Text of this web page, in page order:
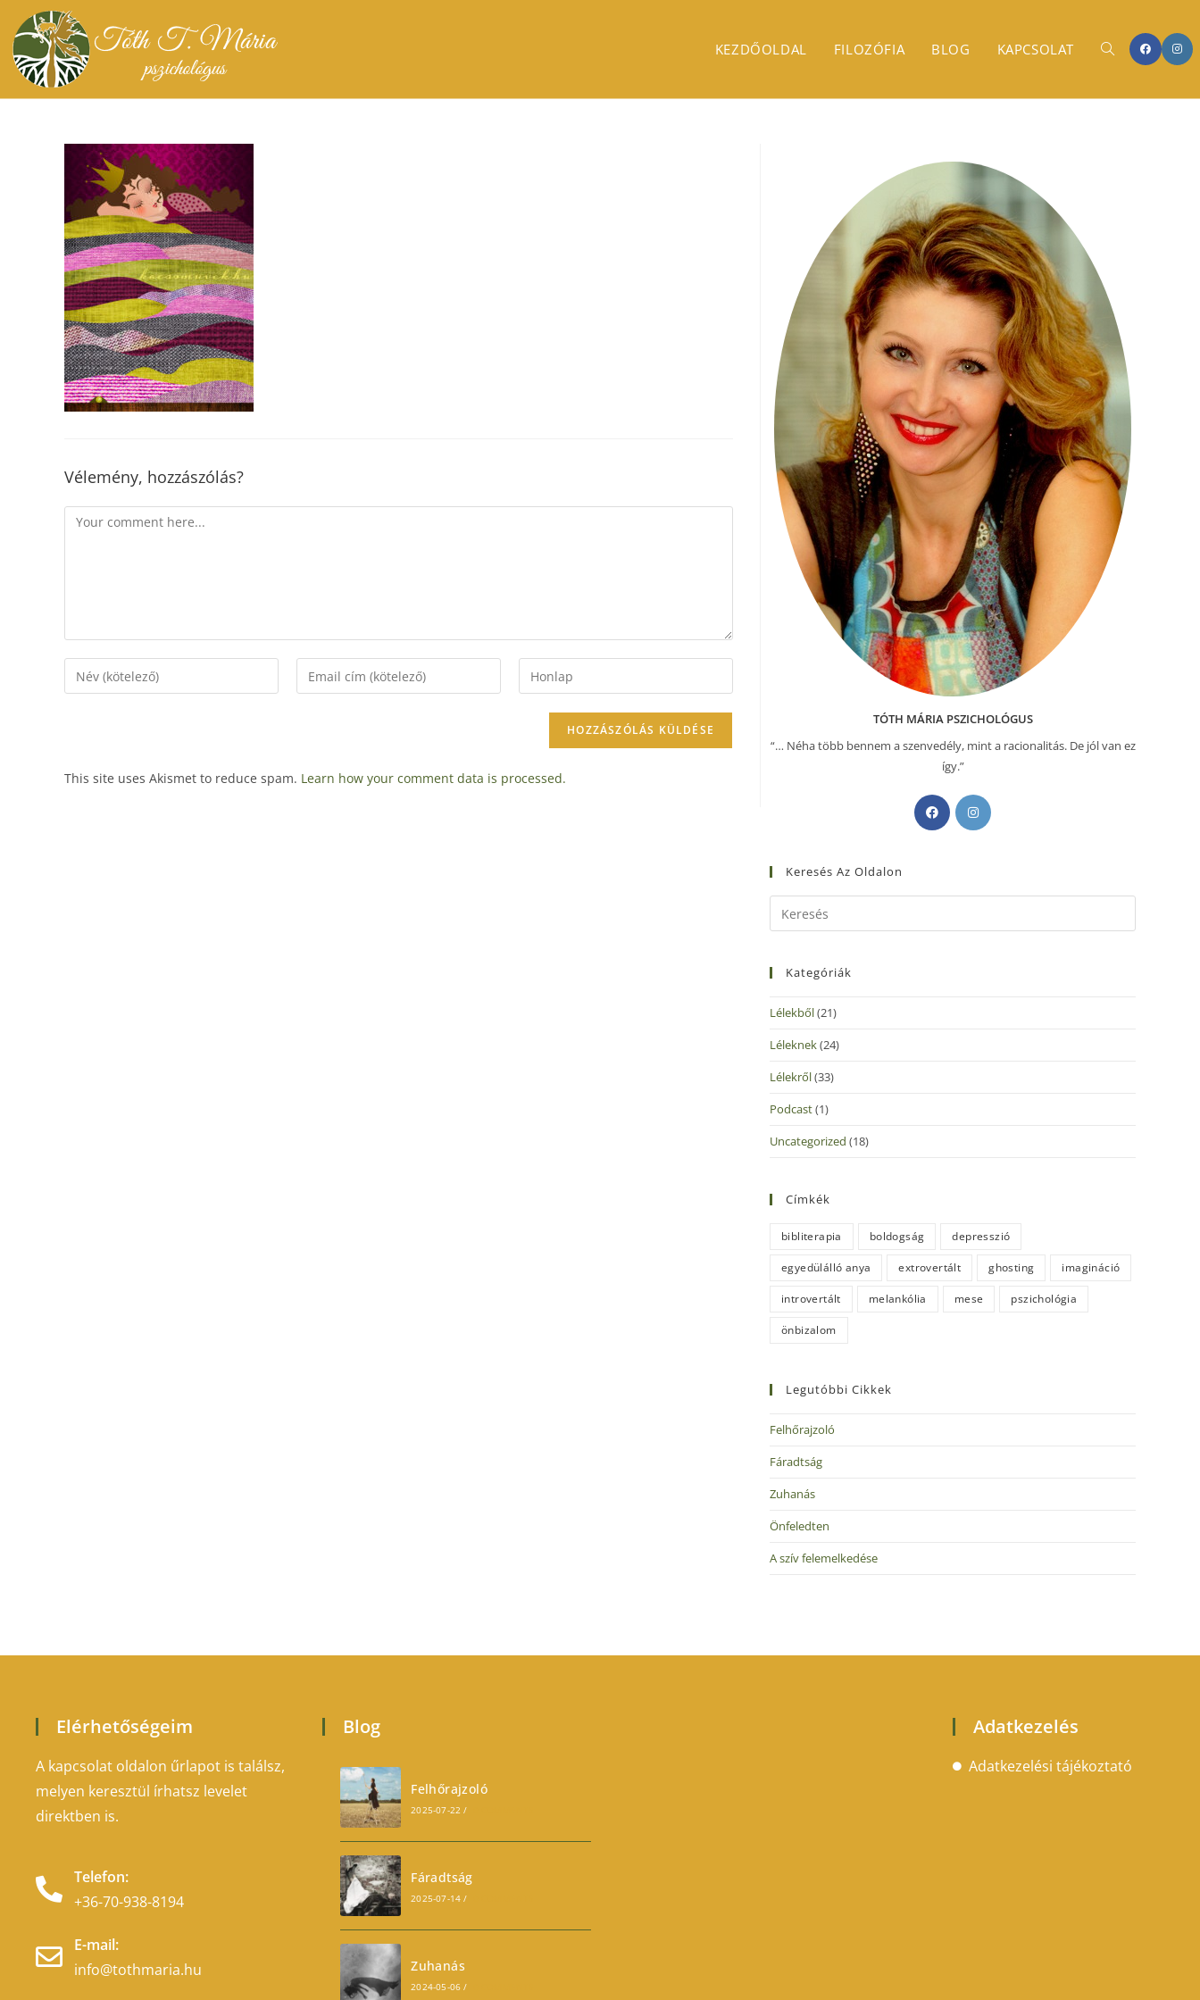
KEZDŐOLDAL FILOZÓFIA BLOG KAPCSOLAT
Vélemény, hozzászólás?
This site uses Akismet to reduce spam. Learn how your comment data is processed.
TÓTH MÁRIA PSZICHOLÓGUS
“… Néha több bennem a szenvedély, mint a racionalitás. De jól van ez
így.”
Keresés Az Oldalon
Kategóriák
Lélekből(21)
Léleknek(24)
Lélekről(33)
Podcast(1)
Uncategorized (18)
Címkék
bibliterapia boldogság depresszió
egyedülálló anya extrovertált ghosting imagináció
introvertált melankólia mese pszichológia
önbizalom
Legutóbbi Cikkek
Felhőrajzoló
Fáradtság
Zuhanás
Önfeledten
A szív felemelkedése
Elérhetőségeim
A kapcsolat oldalon űrlapot is találsz,
melyen keresztül írhatsz levelet
direktben is.
Telefon:
+36-70-938-8194
E-mail:
info@tothmaria.hu
Blog
Felhőrajzoló
2025-07-22 /
Fáradtság
2025-07-14 /
Zuhanás
2024-05-06 /
Adatkezelés
Adatkezelési tájékoztató